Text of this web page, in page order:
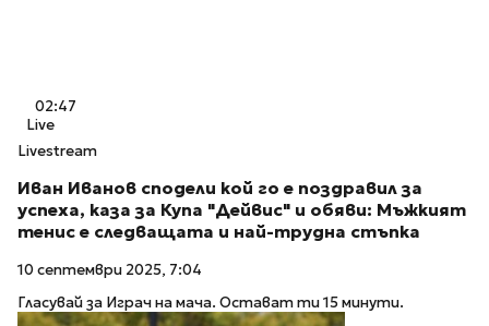
02:47
Live
Livestream
Иван Иванов сподели кой го е поздравил за
успеха, каза за Купа "Дейвис" и обяви: Мъжкият
тенис е следващата и най-трудна стъпка
10 септември 2025, 7:04
Гласувай за Играч на мача. Остават ти 15 минути.